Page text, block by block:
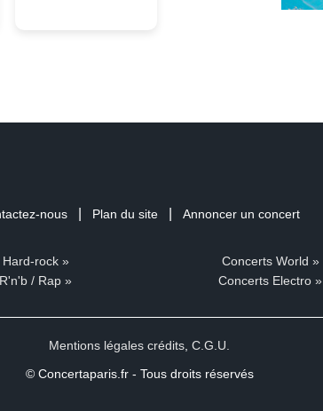
nous Plan du site Annoncer un concert
rock »
/ Rap »
Concerts World »
Concerts Electro »
Mentions légales crédits C.G.U.
© Concertaparis.fr - Tous droits réservés